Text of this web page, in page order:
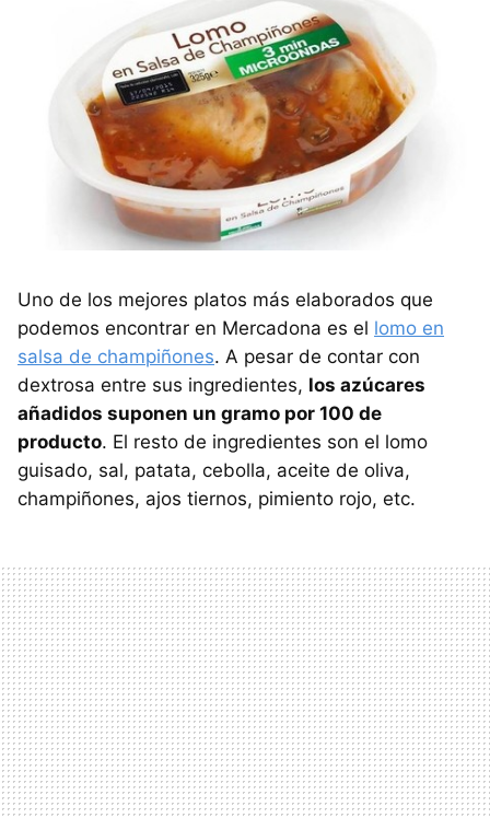
Uno de los mejores platos más elaborados que
podemos encontrar en Mercadona es el lomo en
salsa de champiñones. A pesar de contar con
dextrosa entre sus ingredientes, los azúcares
añadidos suponen un gramo por 100 de
producto. El resto de ingredientes son el lomo
guisado, sal, patata, cebolla, aceite de oliva,
champiñones, ajos tiernos, pimiento rojo, etc.